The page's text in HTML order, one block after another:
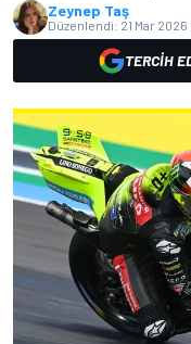
Zeynep Taş
Düzenlendi: 21 Mar 2026
TERCIH